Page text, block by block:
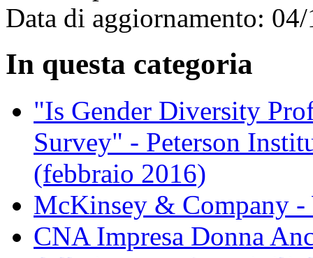
Data di aggiornamento:
In questa categoria
"Is Gender Diversity
Survey" - Peterson
(febbraio 2016)
McKinsey & Company -
CNA Impresa Donna